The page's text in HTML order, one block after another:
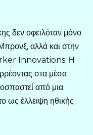
δεν οφειλόταν μόνο
αλλά και στην
Innovations. Η
στα μέσα
από μια
ως έλλειψη ηθικής